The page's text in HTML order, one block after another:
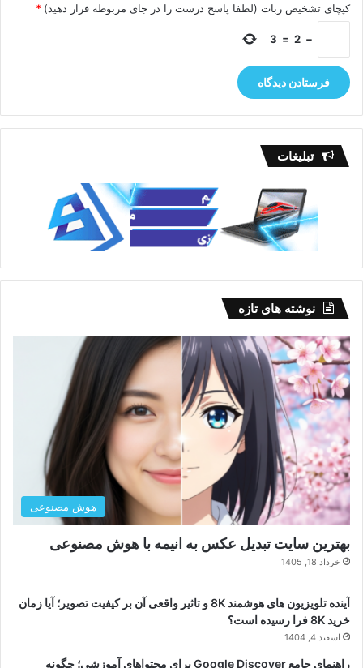
کپچای تشخیص ربات (لطفا پاسخ درست را در جای مربوطه قرار دهید) *
−
2
=
3
تبلیغات
نوشته های تازه
هوش مصنوعی
بهترین سایت تبدیل عکس به انیمه با هوش مصنوعی
خرداد 18, 1405
آینده تلویزیون های هوشمند 8K و تاثیر واقعی آن بر کیفیت تصویر؛ آیا زمان
خرید 8K فرا رسیده است؟
اسفند 4, 1404
راهنمای جامع Google Discover برای محتواهای آموزشی؛ چگونه